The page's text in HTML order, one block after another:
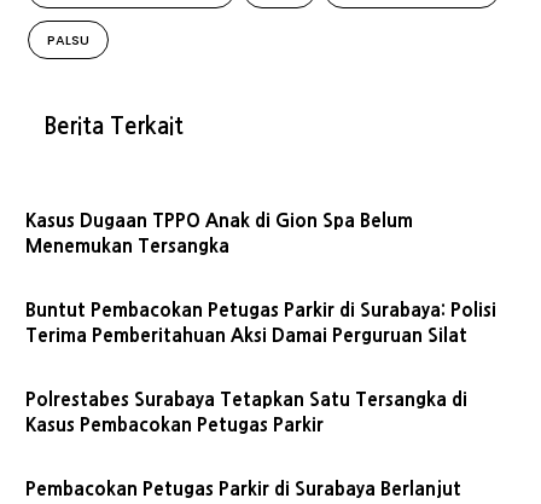
PALSU
Berita Terkait
Kasus Dugaan TPPO Anak di Gion Spa Belum
Menemukan Tersangka
Buntut Pembacokan Petugas Parkir di Surabaya: Polisi
Terima Pemberitahuan Aksi Damai Perguruan Silat
Polrestabes Surabaya Tetapkan Satu Tersangka di
Kasus Pembacokan Petugas Parkir
Pembacokan Petugas Parkir di Surabaya Berlanjut